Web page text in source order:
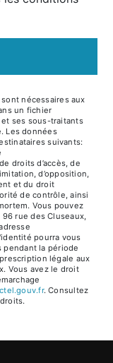
nécessaires aux
un fichier
et ses sous-traitants
Les données
suivants:
droits d’accès, de
d’opposition,
et du droit
de contrôle, ainsi
Vous pouvez
rue des Cluseaux,
pourra vous
pendant la période
légale aux
Vous avez le droit
. Consultez